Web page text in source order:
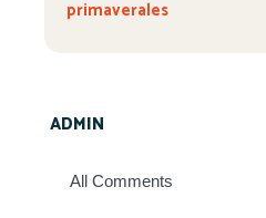
primaverales
ADMIN
All Comments